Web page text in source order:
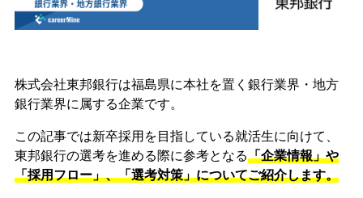
株式会社東邦銀行は福島県に本社を置く銀行業界・地方
銀行業界に属する企業です。
この記事では新卒採用を目指している就活生に向けて、
東邦銀行の選考を進める際に参考となる「企業情報」や
「採用フロー」、「選考対策」についてご紹介します。